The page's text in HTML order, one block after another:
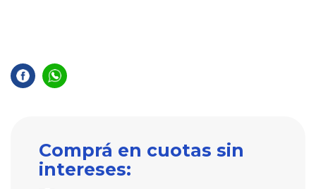
Comprá en cuotas sin
intereses: